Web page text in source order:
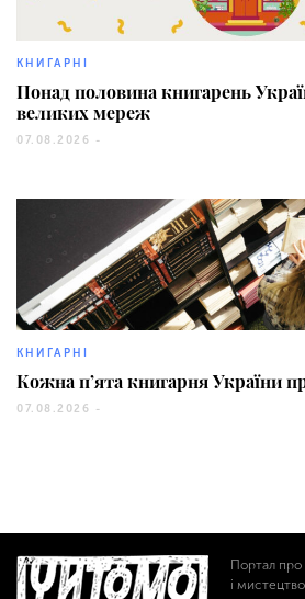
КНИГАРНІ
Понад половина книгарень
великих мереж
07.08.2026 -
КНИГАРНІ
Кожна п’ята книгарня України
07.08.2026 -
Портал про
і